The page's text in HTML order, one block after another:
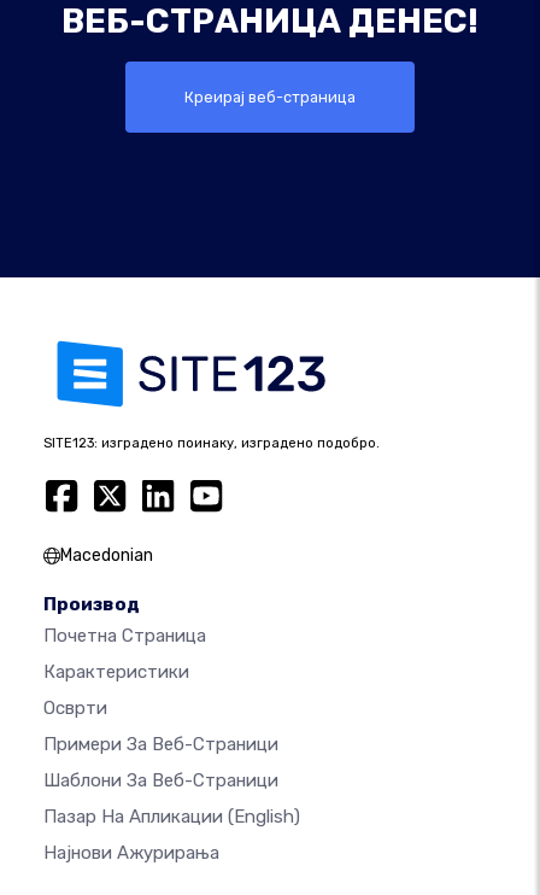
ВЕБ-СТРАНИЦА ДЕНЕС!
Креирај веб-страница
SITE123: изградено поинаку, изградено подобро.
Macedonian
Производ
Почетна Страница
Карактеристики
Осврти
Примери За Веб-Страници
Шаблони За Веб-Страници
Пазар На Апликации (English)
Најнови Ажурирања